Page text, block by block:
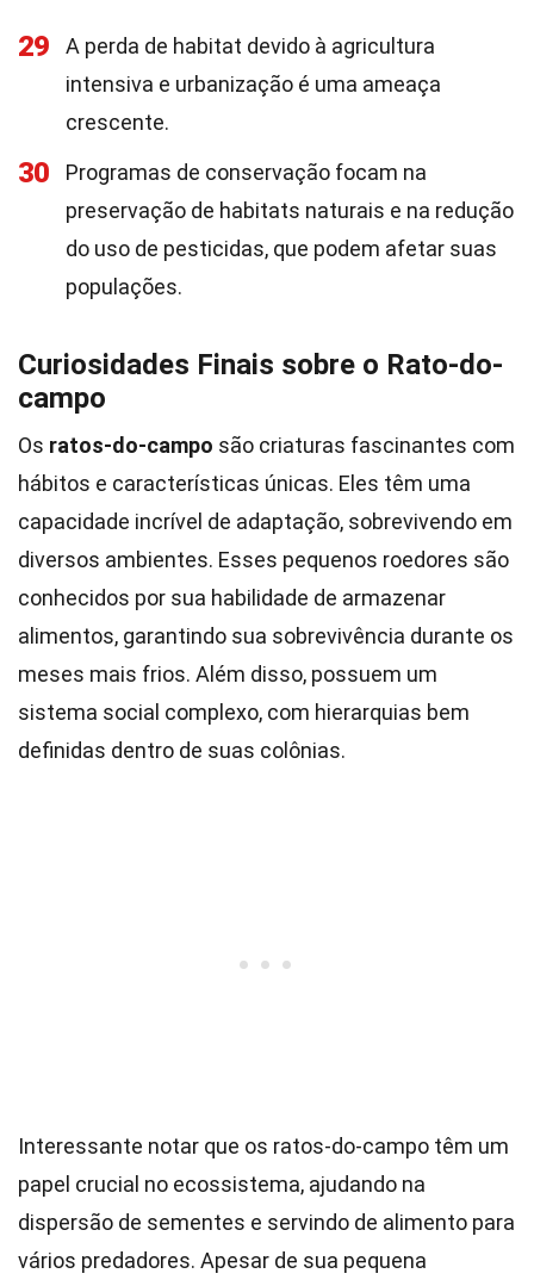
29
A perda de habitat devido à agricultura
intensiva e urbanização é uma ameaça
crescente.
30
Programas de conservação focam na
preservação de habitats naturais e na redução
do uso de pesticidas, que podem afetar suas
populações.
Curiosidades Finais sobre o Rato-do-
campo
Os ratos-do-campo são criaturas fascinantes com
hábitos e características únicas. Eles têm uma
capacidade incrível de adaptação, sobrevivendo em
diversos ambientes. Esses pequenos roedores são
conhecidos por sua habilidade de armazenar
alimentos, garantindo sua sobrevivência durante os
meses mais frios. Além disso, possuem um
sistema social complexo, com hierarquias bem
definidas dentro de suas colônias.
Interessante notar que os ratos-do-campo têm um
papel crucial no ecossistema, ajudando na
dispersão de sementes e servindo de alimento para
vários predadores. Apesar de sua pequena